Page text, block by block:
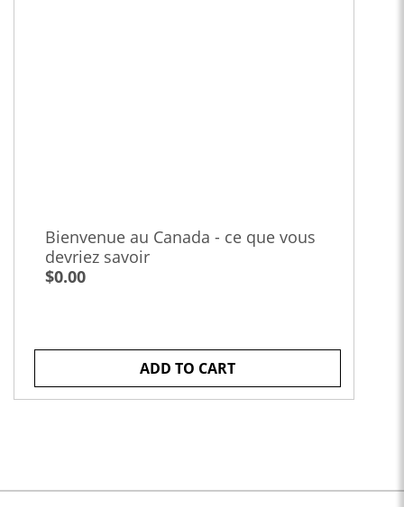
Bienvenue au Canada - ce que vous
devriez savoir
$0.00
ADD TO CART